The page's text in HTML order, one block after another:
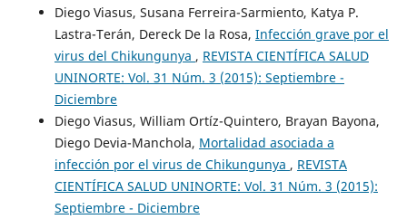
Diego Viasus, Susana Ferreira-Sarmiento, Katya P.
Lastra-Terán, Dereck De la Rosa, Infección grave por el
virus del Chikungunya , REVISTA CIENTÍFICA SALUD
UNINORTE: Vol. 31 Núm. 3 (2015): Septiembre -
Diciembre
Diego Viasus, William Ortíz-Quintero, Brayan Bayona,
Diego Devia-Manchola, Mortalidad asociada a
infección por el virus de Chikungunya , REVISTA
CIENTÍFICA SALUD UNINORTE: Vol. 31 Núm. 3 (2015):
Septiembre - Diciembre